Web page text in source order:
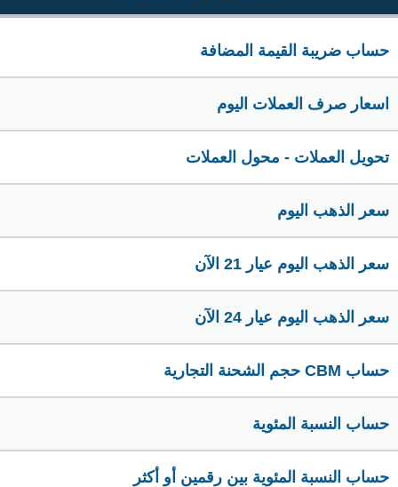
حساب ضريبة القيمة المضافة
اسعار صرف العملات اليوم
تحويل العملات - محول العملات
سعر الذهب اليوم
سعر الذهب اليوم عيار 21 الآن
سعر الذهب اليوم عيار 24 الآن
حساب CBM حجم الشحنة التجارية
حساب النسبة المئوية
حساب النسبة المئوية بين رقمين أو أكثر